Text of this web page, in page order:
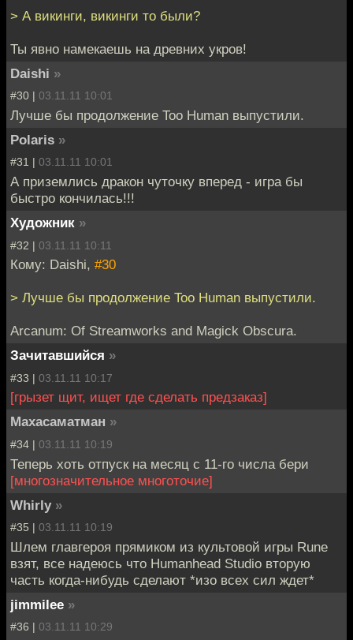
> А викинги, викинги то были?
Ты явно намекаешь на древних укров!
Daishi »
#30 | 03.11.11 10:01
Лучше бы продолжение Too Human выпустили.
Polaris »
#31 | 03.11.11 10:01
А приземлись дракон чуточку вперед - игра бы
быстро кончилась!!!
Художник »
#32 | 03.11.11 10:11
Кому: Daishi, #30
> Лучше бы продолжение Too Human выпустили.
Arcanum: Of Streamworks and Magick Obscura.
Зачитавшийся »
#33 | 03.11.11 10:17
[грызет щит, ищет где сделать предзаказ]
Махасаматман »
#34 | 03.11.11 10:19
Теперь хоть отпуск на месяц с 11-го числа бери
[многозначительное многоточие]
Whirly »
#35 | 03.11.11 10:19
Шлем главгероя прямиком из культовой игры Rune
взят, все надеюсь что Humanhead Studio вторую
часть когда-нибудь сделают *изо всех сил ждет*
jimmilee »
#36 | 03.11.11 10:29